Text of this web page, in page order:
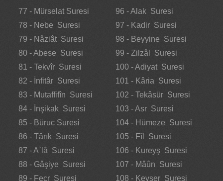
77 - Mürselat Suresi
78 - Nebe Suresi
79 - Nâziât Suresi
80 - Abese Suresi
81 - Tekvîr Suresi
82 - İnfitâr Suresi
83 - Mutaffifîn Suresi
84 - İnşikak Suresi
85 - Büruc Suresi
86 - Târık Suresi
87 - A`lâ Suresi
88 - Gâşiye Suresi
89 - Fecr Suresi
96 - Alak Suresi
97 - Kadir Suresi
98 - Beyyine Suresi
99 - Zilzâl Suresi
100 - Adiyat Suresi
101 - Kâria Suresi
102 - Tekâsür Suresi
103 - Asr Suresi
104 - Hümeze Suresi
105 - Fîl Suresi
106 - Kureyş Suresi
107 - Mâûn Suresi
108 - Kevser Suresi